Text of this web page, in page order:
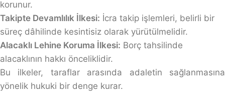
korunur.
Takipte Devamlılık İlkesi: İcra takip işlemleri, belirli bir
süreç dâhilinde kesintisiz olarak yürütülmelidir.
Alacaklı Lehine Koruma İlkesi: Borç tahsilinde
alacaklının hakkı önceliklidir.
Bu ilkeler, taraflar arasında adaletin sağlanmasına
yönelik hukuki bir denge kurar.